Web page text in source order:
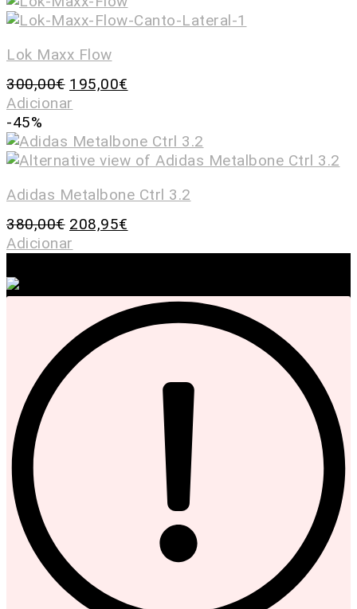
Lok Maxx Flow
300,00€ 195,00€
Adicionar
-45%
Adidas Metalbone Ctrl 3.2
380,00€ 208,95€
Adicionar